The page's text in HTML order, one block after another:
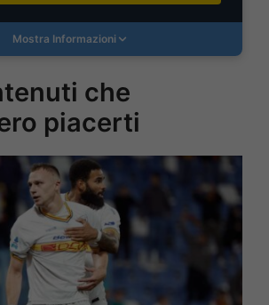
Mostra Informazioni
che
piacerti